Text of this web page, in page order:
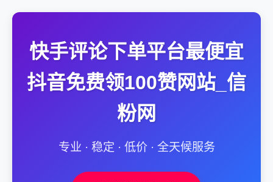
快手评论下单平台最便宜
抖音免费领100赞网站_信
粉网
专业 · 稳定 · 低价 · 全天候服务